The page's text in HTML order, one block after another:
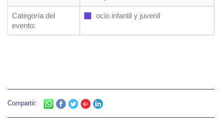
Categoría del
evento:
ocio infantil y juvenil
Compartir: